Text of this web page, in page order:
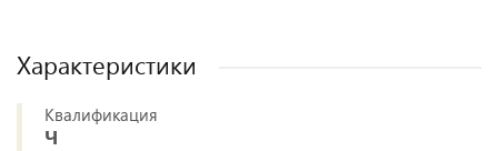
Характеристики
Квалификация
Ч